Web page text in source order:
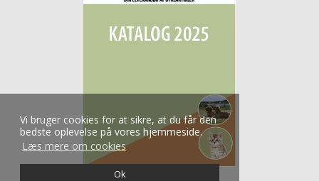
Vi bruger cookies for at sikre, at du får den
bedste oplevelse på vores hjemmeside.
Læs mere om cookies
Ok